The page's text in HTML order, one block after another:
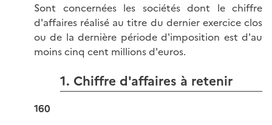
Sont concernées les sociétés dont le chiffre
d'affaires réalisé au titre du dernier exercice clos
ou de la dernière période d'imposition est d'au
moins cinq cent millions d'euros.
1. Chiffre d'affaires à retenir
160